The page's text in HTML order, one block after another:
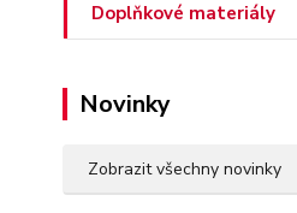
Doplňkové materiály
Novinky
Zobrazit všechny novinky